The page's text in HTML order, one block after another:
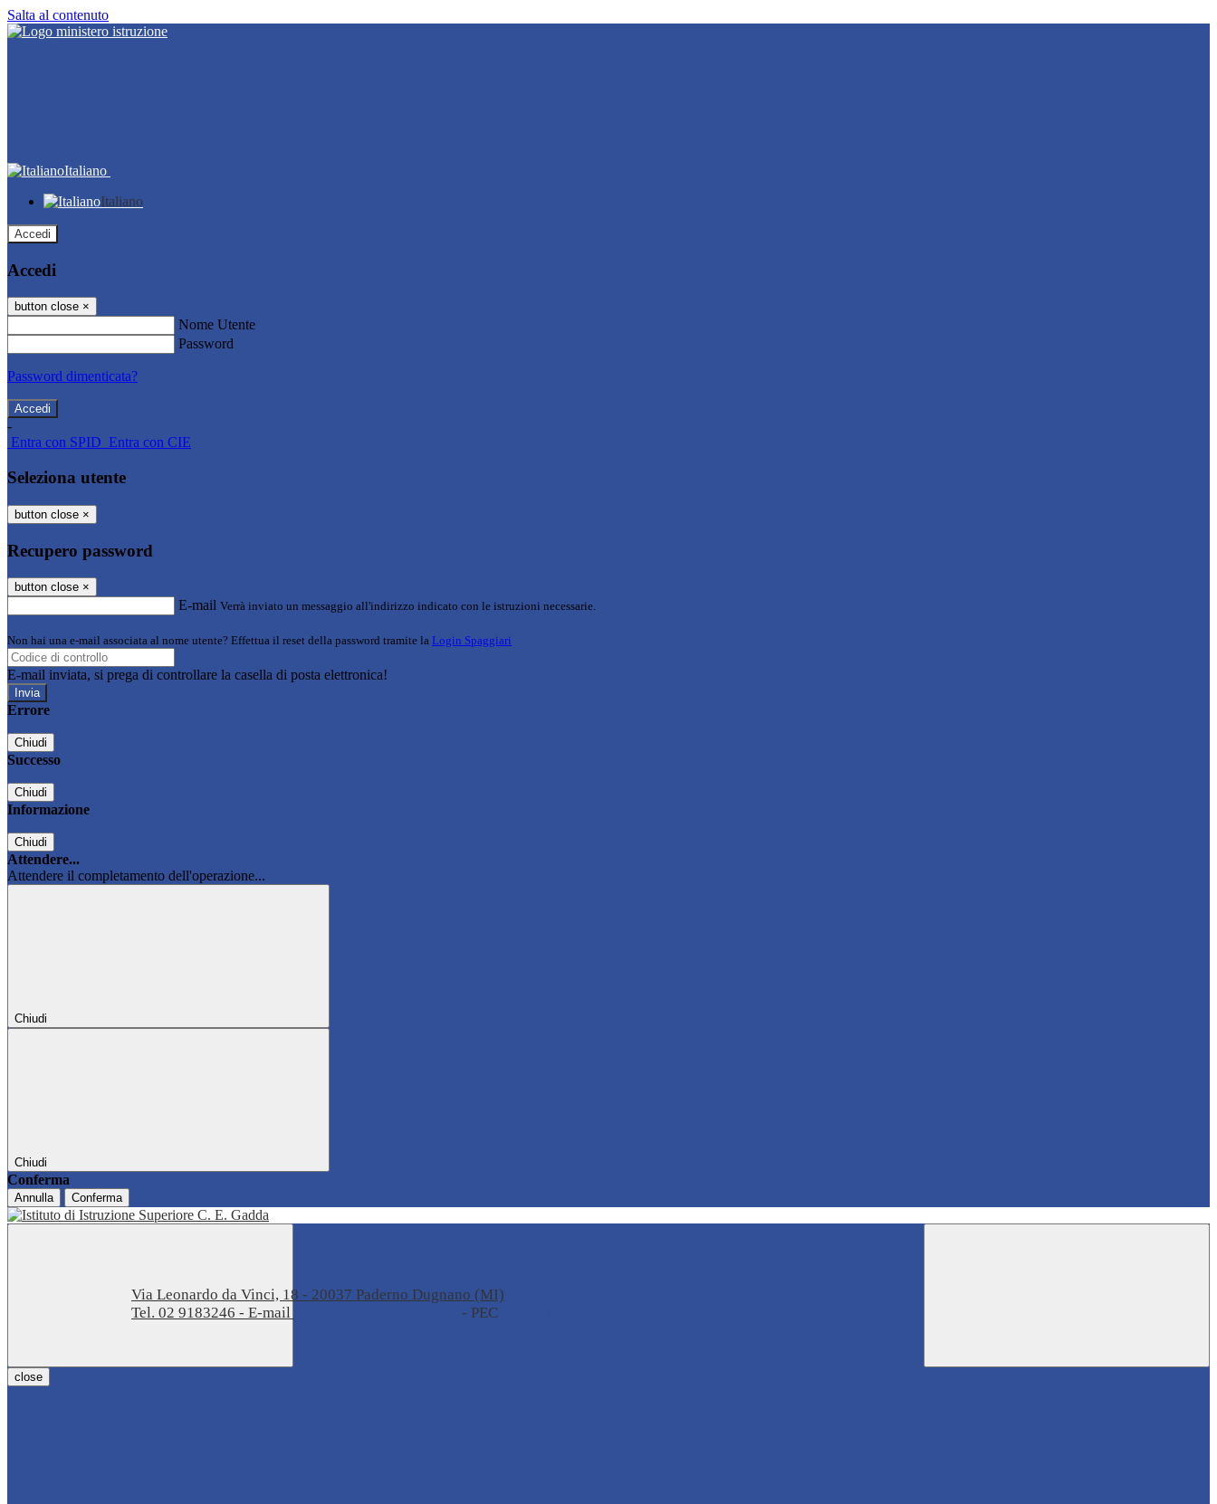
Salta al contenuto
Italiano
Italiano
Accedi
Accedi
button close ×
Nome Utente
Password
Password dimenticata?
-
Entra con SPID Entra con CIE
Seleziona utente
button close ×
Recupero password
button close ×
E-mail Verrà inviato un messaggio all'indirizzo indicato con le istruzioni necessarie.
Non hai una e-mail associata al nome utente? Effettua il reset della password tramite la Login Spaggiari
E-mail inviata, si prega di controllare la casella di posta elettronica!
Errore
Chiudi
Successo
Chiudi
Informazione
Chiudi
Attendere...
Attendere il completamento dell'operazione...
Chiudi
Chiudi
Conferma
Annulla Conferma
Via Leonardo da Vinci, 18 - 20037 Paderno Dugnano (MI)
Tel. 02 9183246 - E-mail
- PEC
close